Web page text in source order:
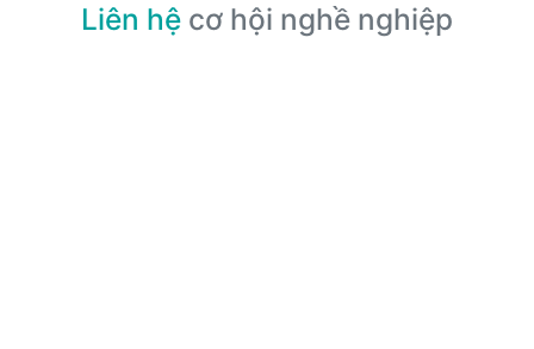
Liên hệ cơ hội nghề nghiệp